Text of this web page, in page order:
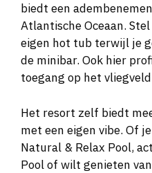
biedt een
Atlantische Oceaan.
eigen hot tub terwijl je
de minibar. Ook hier
toegang op het
Het resort zelf biedt
met een eigen vibe. Of
Natural & Relax Pool,
Pool of wilt genieten